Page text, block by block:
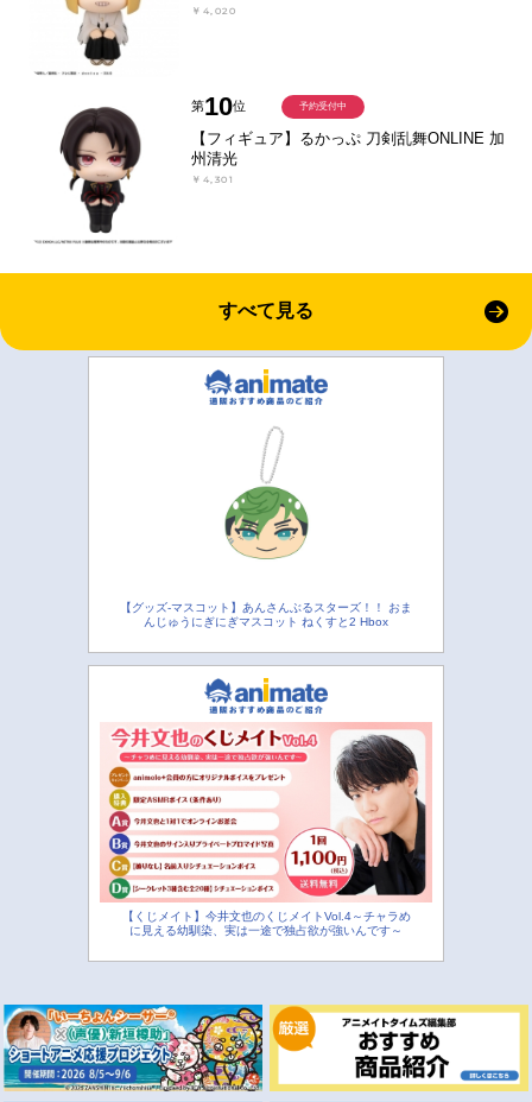
￥4,020
第10位
【フィギュア】るかっぷ 刀剣乱舞ONLINE 加
州清光
￥4,301
予約受付中
すべて見る
【グッズ-マスコット】あんさんぶるスターズ！！ おま
んじゅうにぎにぎマスコット ねくすと2 Hbox
【くじメイト】今井文也のくじメイトVol.4～チャラめ
に見える幼馴染、実は一途で独占欲が強いんです～